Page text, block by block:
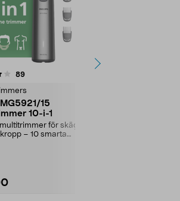
89recensioner
15
10-i-1
för skägg,
– 10 smarta
4.0 av 5 stjärnor